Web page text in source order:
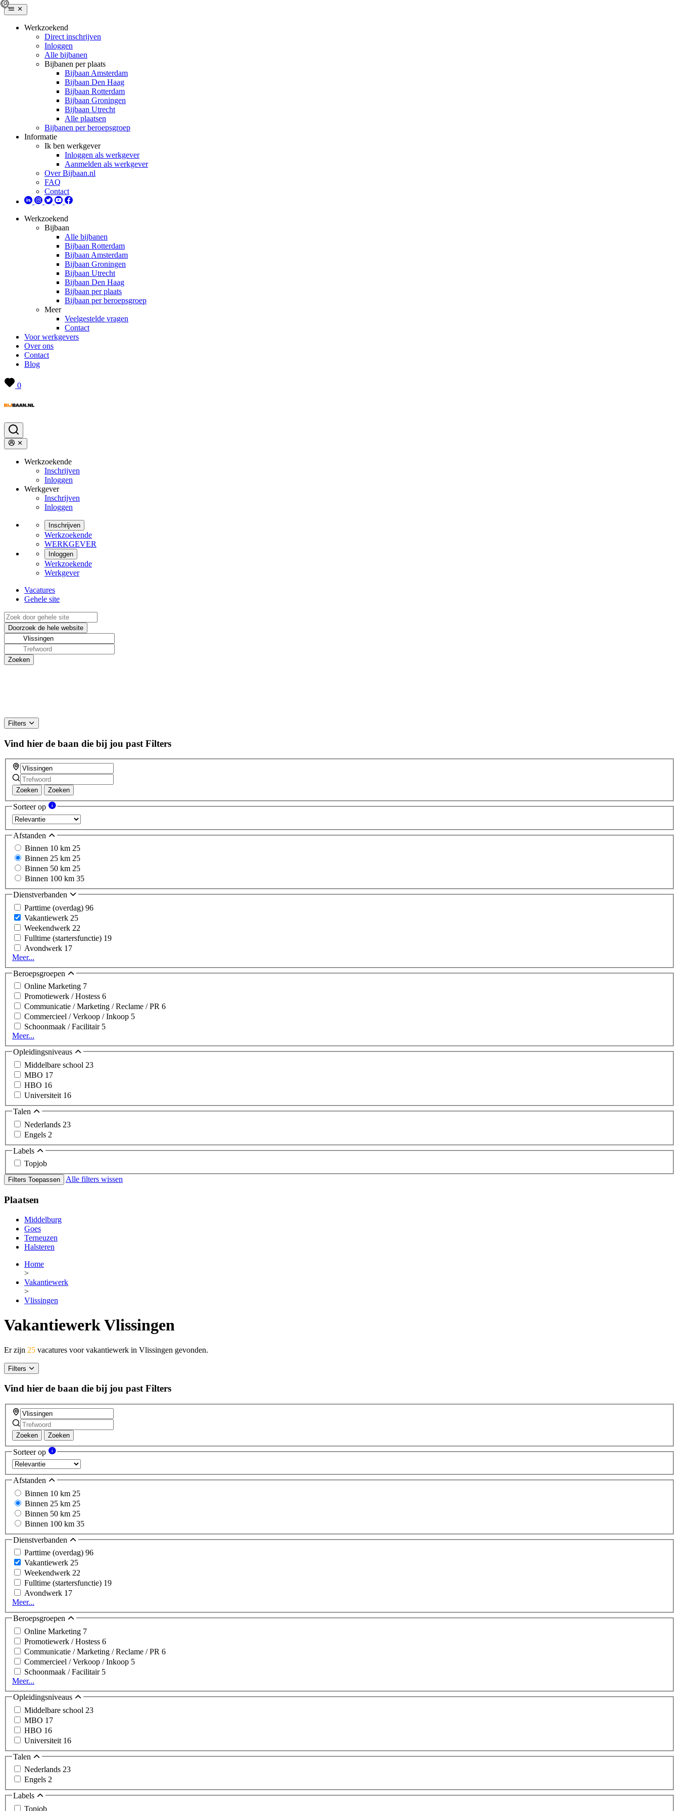
Werkzoekend
Direct inschrijven
Inloggen
Alle bijbanen
Bijbanen per plaats
Bijbaan Amsterdam
Bijbaan Den Haag
Bijbaan Rotterdam
Bijbaan Groningen
Bijbaan Utrecht
Alle plaatsen
Bijbanen per beroepsgroep
Informatie
Ik ben werkgever
Inloggen als werkgever
Aanmelden als werkgever
Over Bijbaan.nl
FAQ
Contact
Werkzoekend
Bijbaan
Alle bijbanen
Bijbaan Rotterdam
Bijbaan Amsterdam
Bijbaan Groningen
Bijbaan Utrecht
Bijbaan Den Haag
Bijbaan per plaats
Bijbaan per beroepsgroep
Meer
Veelgestelde vragen
Contact
Voor werkgevers
Over ons
Contact
Blog
0
Werkzoekende
Inschrijven
Inloggen
Werkgever
Inschrijven
Inloggen
Inschrijven
Werkzoekende
WERKGEVER
Inloggen
Werkzoekende
Werkgever
Vacatures
Gehele site
Filters
Vind hier de baan die bij jou past Filters
Zoeken Zoeken
Sorteer op
Afstanden
Binnen 10 km 25
Binnen 25 km 25
Binnen 50 km 25
Binnen 100 km 35
Dienstverbanden
Parttime (overdag) 96
Vakantiewerk 25
Weekendwerk 22
Fulltime (startersfunctie) 19
Avondwerk 17
Meer...
Beroepsgroepen
Online Marketing 7
Promotiewerk / Hostess 6
Communicatie / Marketing / Reclame / PR 6
Commercieel / Verkoop / Inkoop 5
Schoonmaak / Facilitair 5
Meer...
Opleidingsniveaus
Middelbare school 23
MBO 17
HBO 16
Universiteit 16
Talen
Nederlands 23
Engels 2
Labels
Topjob
Filters Toepassen Alle filters wissen
Plaatsen
Middelburg
Goes
Terneuzen
Halsteren
Home
>
Vakantiewerk
>
Vlissingen
Vakantiewerk Vlissingen
Er zijn 25 vacatures voor vakantiewerk in Vlissingen gevonden.
Filters
Vind hier de baan die bij jou past Filters
Zoeken Zoeken
Sorteer op
Afstanden
Binnen 10 km 25
Binnen 25 km 25
Binnen 50 km 25
Binnen 100 km 35
Dienstverbanden
Parttime (overdag) 96
Vakantiewerk 25
Weekendwerk 22
Fulltime (startersfunctie) 19
Avondwerk 17
Meer...
Beroepsgroepen
Online Marketing 7
Promotiewerk / Hostess 6
Communicatie / Marketing / Reclame / PR 6
Commercieel / Verkoop / Inkoop 5
Schoonmaak / Facilitair 5
Meer...
Opleidingsniveaus
Middelbare school 23
MBO 17
HBO 16
Universiteit 16
Talen
Nederlands 23
Engels 2
Labels
Topjob